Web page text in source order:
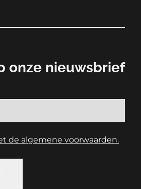
onze nieuwsbrief
de algemene voorwaarden.